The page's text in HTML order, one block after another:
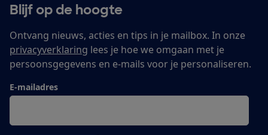
Blijf op de hoogte
Ontvang nieuws, acties en tips in je mailbox. In onze
privacyverklaring lees je hoe we omgaan met je
persoonsgegevens en e-mails voor je personaliseren.
E-mailadres